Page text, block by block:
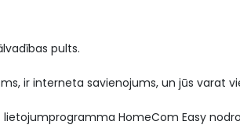
pults.
ir interneta savienojums, un jūs varat
HomeCom Easy